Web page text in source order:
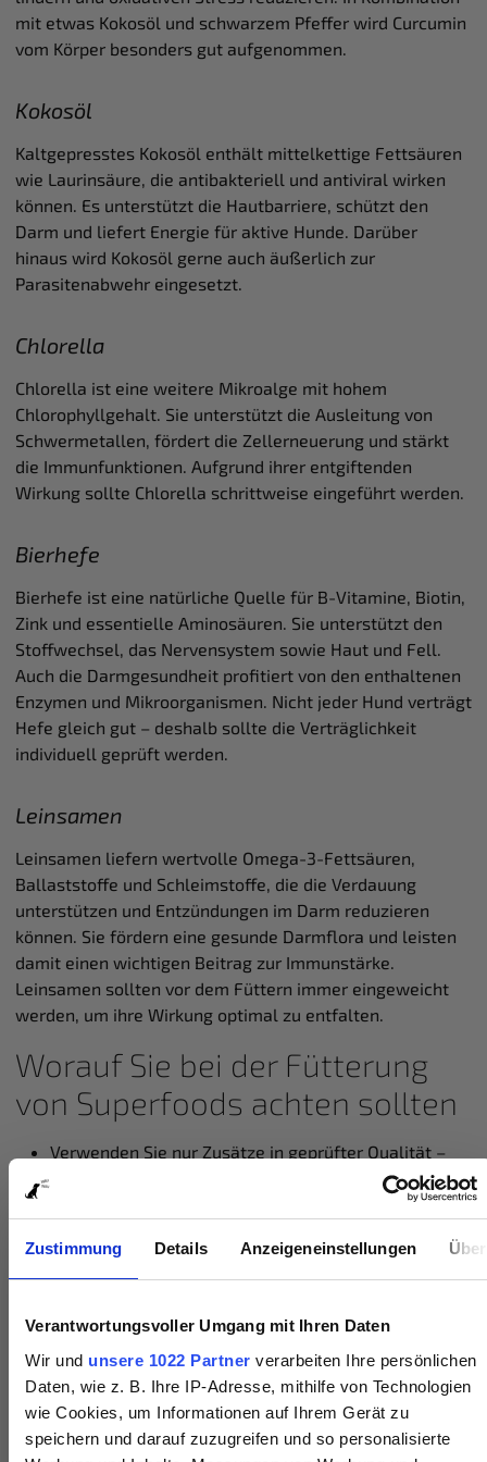
Zustimmung Details Anzeigeneinstellungen
Verantwortungsvoller Umgang mit Ihren Daten
Wir und unsere 1022 Partner verarbeiten Ihre persönlichen
Daten, wie z. B. Ihre IP-Adresse, mithilfe von Technologien
wie Cookies, um Informationen auf Ihrem Gerät zu
speichern und darauf zuzugreifen und so personalisierte
mit etwas Kokosöl und schwarzem Pfeffer wird Curcumin
vom Körper besonders gut aufgenommen.
Kokosöl
Kaltgepresstes Kokosöl enthält mittelkettige Fettsäuren
wie Laurinsäure, die antibakteriell und antiviral wirken
können. Es unterstützt die Hautbarriere, schützt den
Darm und liefert Energie für aktive Hunde. Darüber
hinaus wird Kokosöl gerne auch äußerlich zur
Parasitenabwehr eingesetzt.
Chlorella
Chlorella ist eine weitere Mikroalge mit hohem
Chlorophyllgehalt. Sie unterstützt die Ausleitung von
Schwermetallen, fördert die Zellerneuerung und stärkt
die Immunfunktionen. Aufgrund ihrer entgiftenden
Wirkung sollte Chlorella schrittweise eingeführt werden.
Bierhefe
Bierhefe ist eine natürliche Quelle für B-Vitamine, Biotin,
Zink und essentielle Aminosäuren. Sie unterstützt den
Stoffwechsel, das Nervensystem sowie Haut und Fell.
Auch die Darmgesundheit profitiert von den enthaltenen
Enzymen und Mikroorganismen. Nicht jeder Hund verträgt
Hefe gleich gut – deshalb sollte die Verträglichkeit
individuell geprüft werden.
Leinsamen
Leinsamen liefern wertvolle Omega-3-Fettsäuren,
Ballaststoffe und Schleimstoffe, die die Verdauung
unterstützen und Entzündungen im Darm reduzieren
können. Sie fördern eine gesunde Darmflora und leisten
damit einen wichtigen Beitrag zur Immunstärke.
Leinsamen sollten vor dem Füttern immer eingeweicht
werden, um ihre Wirkung optimal zu entfalten.
Worauf Sie bei der Fütterung
von Superfoods achten sollten
Verwenden Sie nur Zusätze in geprüfter Qualität –
individuell
Setzen Sie Superfoods gezielt und in moderaten
Verzichten Sie auf Mischungen mit künstlichen
Zusatzstoffen
Eine ausgewogene BARF-Ernährung mit hochwertigen
Superfoods kann den Unterschied machen – ohne den
Organismus zu belasten oder das natürliche